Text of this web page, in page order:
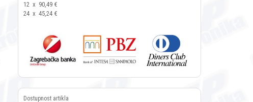
12 x 90,49 €
24 x 45,24 €